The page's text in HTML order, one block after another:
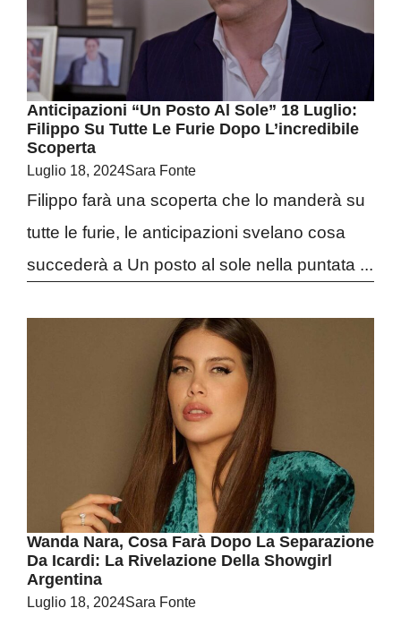
Anticipazioni “Un Posto Al Sole” 18 Luglio:
Filippo Su Tutte Le Furie Dopo L’incredibile
Scoperta
Luglio 18, 2024Sara Fonte
Filippo farà una scoperta che lo manderà su
tutte le furie, le anticipazioni svelano cosa
succederà a Un posto al sole nella puntata ...
Wanda Nara, Cosa Farà Dopo La Separazione
Da Icardi: La Rivelazione Della Showgirl
Argentina
Luglio 18, 2024Sara Fonte